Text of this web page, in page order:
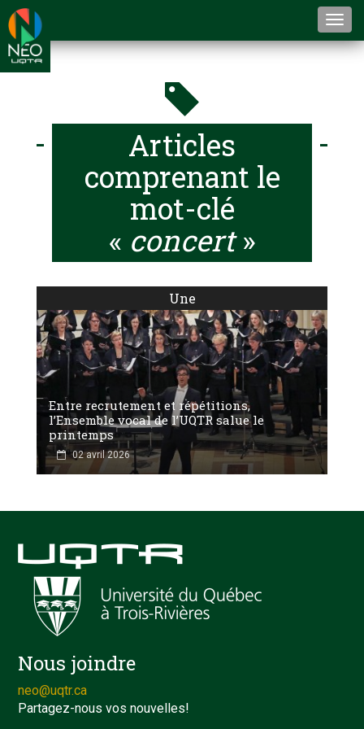
Articles
comprenant le
mot-clé
« concert»
Une
Entre recrutement et répétitions,
l’Ensemble vocal de l’UQTR salue le
printemps
02 avril 2026
Nous joindre
neo@uqtr.ca
Partagez-nous vos nouvelles!